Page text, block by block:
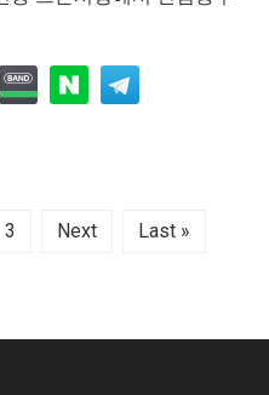
3 Next Last »